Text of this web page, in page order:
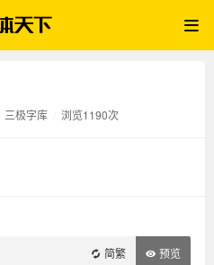
三极字库 浏览1190次
简繁 预览